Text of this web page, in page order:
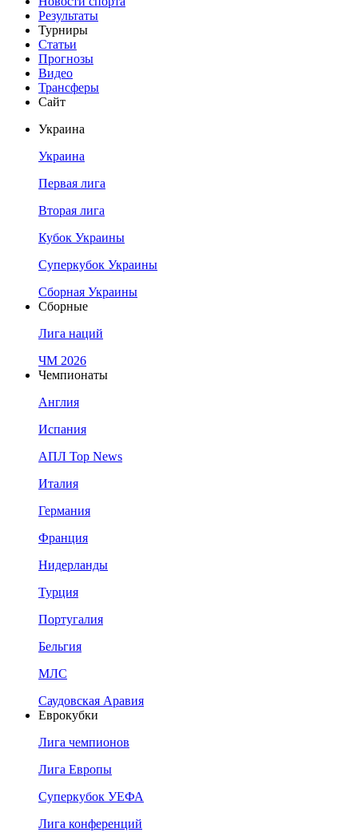
Результаты
Турниры
Статьи
Прогнозы
Видео
Трансферы
Сайт
Украина
Украина
Первая лига
Вторая лига
Кубок Украины
Суперкубок Украины
Сборная Украины
Сборные
Лига наций
ЧМ 2026
Чемпионаты
Англия
Испания
АПЛ Top News
Италия
Германия
Франция
Нидерланды
Турция
Португалия
Бельгия
МЛС
Саудовская Аравия
Еврокубки
Лига чемпионов
Лига Европы
Суперкубок УЕФА
Лига конференций